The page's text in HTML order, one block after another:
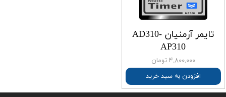
تایمر آرمنیان AD310-
AP310
۴,۸۰۰,۰۰۰ تومان
افزودن به سبد خرید